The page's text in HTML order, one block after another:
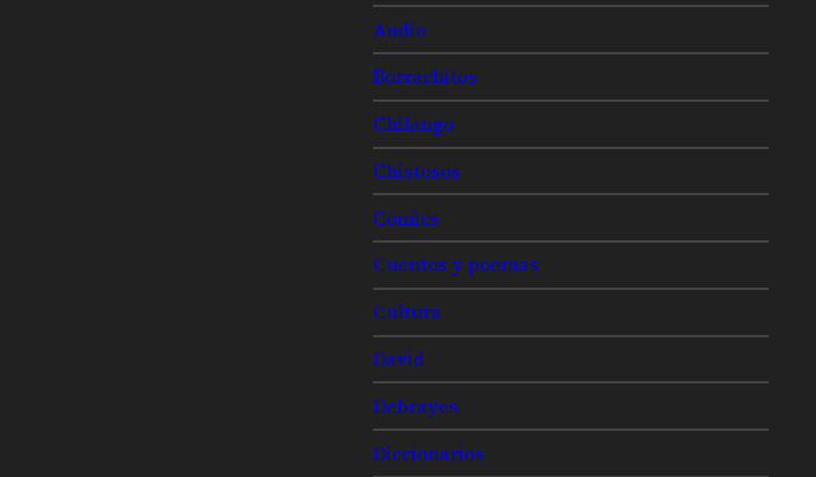
Audio
Borrachitos
Chilango
Chistosos
Comics
Cuentos y poemas
Cultura
David
Debrayes
Diccionarios